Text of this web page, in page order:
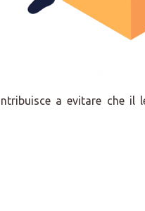
a evitare che il